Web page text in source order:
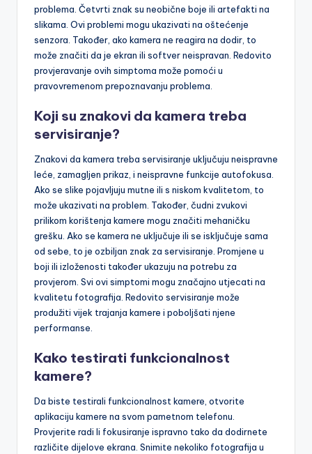
problema. Četvrti znak su neobične boje ili artefakti na
slikama. Ovi problemi mogu ukazivati na oštećenje
senzora. Također, ako kamera ne reagira na dodir, to
može značiti da je ekran ili softver neispravan. Redovito
provjeravanje ovih simptoma može pomoći u
pravovremenom prepoznavanju problema.
Koji su znakovi da kamera treba
servisiranje?
Znakovi da kamera treba servisiranje uključuju neispravne
leće, zamagljen prikaz, i neispravne funkcije autofokusa.
Ako se slike pojavljuju mutne ili s niskom kvalitetom, to
može ukazivati na problem. Također, čudni zvukovi
prilikom korištenja kamere mogu značiti mehaničku
grešku. Ako se kamera ne uključuje ili se isključuje sama
od sebe, to je ozbiljan znak za servisiranje. Promjene u
boji ili izloženosti također ukazuju na potrebu za
provjerom. Svi ovi simptomi mogu značajno utjecati na
kvalitetu fotografija. Redovito servisiranje može
produžiti vijek trajanja kamere i poboljšati njene
performanse.
Kako testirati funkcionalnost
kamere?
Da biste testirali funkcionalnost kamere, otvorite
aplikaciju kamere na svom pametnom telefonu.
Provjerite radi li fokusiranje ispravno tako da dodirnete
različite dijelove ekrana. Snimite nekoliko fotografija u